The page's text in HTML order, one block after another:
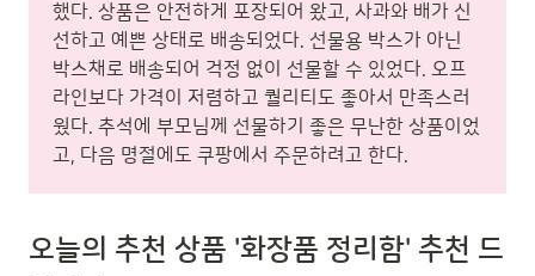
했다. 상품은 안전하게 포장되어 왔고, 사과와 배가 신
선하고 예쁜 상태로 배송되었다. 선물용 박스가 아닌
박스채로 배송되어 걱정 없이 선물할 수 있었다. 오프
라인보다 가격이 저렴하고 퀄리티도 좋아서 만족스러
웠다. 추석에 부모님께 선물하기 좋은 무난한 상품이었
고, 다음 명절에도 쿠팡에서 주문하려고 한다.
오늘의 추천 상품 '화장품 정리함' 추천 드